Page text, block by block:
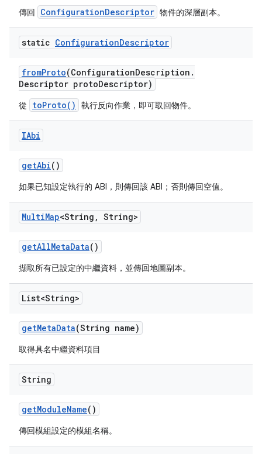
傳回 ConfigurationDescriptor 物件的深層副本。
static ConfigurationDescriptor
fromProto(ConfigurationDescription .
Descriptor protoDescriptor)
從 toProto() 執行反向作業，即可取回物件。
IAbi
getAbi()
如果已知設定執行的 ABI，則傳回該 ABI；否則傳回空值。
MultiMap<String , String>
getAllMetaData()
擷取所有已設定的中繼資料，並傳回地圖副本。
List<String>
getMetaData(String name)
取得具名中繼資料項目
String
getModuleName()
傳回模組設定的模組名稱。